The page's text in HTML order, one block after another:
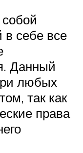
себе все
Данный
любых
так как
права